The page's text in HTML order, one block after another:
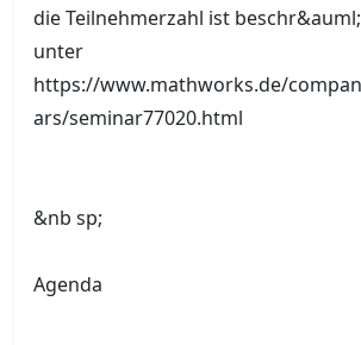
die Teilnehmerzahl ist
unter
https://www.mathworks.de/
ars/seminar77020.html
&nb sp;
Agenda